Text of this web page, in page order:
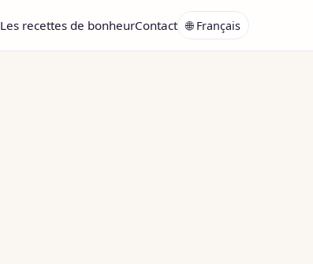
Les recettes de bonheurContact 🌐 Français